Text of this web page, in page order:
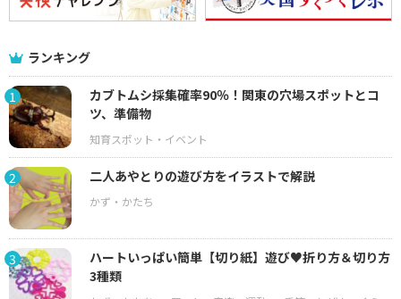
ランキング
1
カブトムシ採集確率90％！関東の穴場スポットとコ
ツ、準備物
2 二人あやとりの遊び方をイラストで解説
3
ハートいっぱい簡単【切り紙】遊び♥折り方＆切り方
3種類